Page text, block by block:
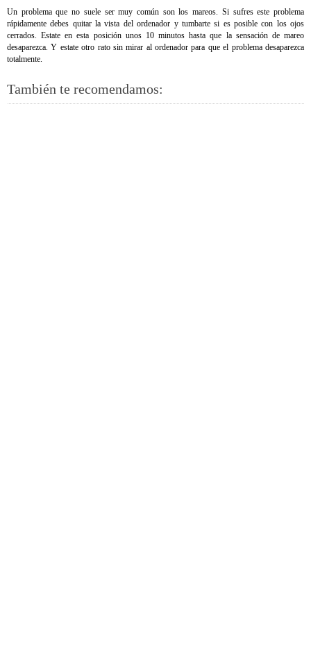
Un problema que no suele ser muy común son los mareos. Si sufres este problema
rápidamente debes quitar la vista del ordenador y tumbarte si es posible con los ojos
cerrados. Estate en esta posición unos 10 minutos hasta que la sensación de mareo
desaparezca. Y estate otro rato sin mirar al ordenador para que el problema desaparezca
totalmente.
También te recomendamos: